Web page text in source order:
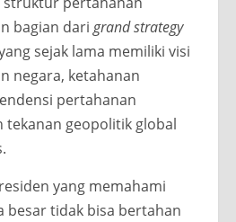
bagian darigrand strategy
sejak lama memiliki visi
negara, ketahanan
pertahanan
tekanan geopolitik global
yang memahami
besar tidak bisa bertahan